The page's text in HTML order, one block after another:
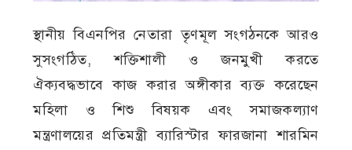
স্থানীয় বিএনপির নেতারা তৃণমূল সংগঠনকে আরও
সুসংগঠিত, শক্তিশালী ও জনমুখী করতে
ঐক্যবদ্ধভাবে কাজ করার অঙ্গীকার ব্যক্ত করেছেন
মহিলা ও শিশু বিষয়ক এবং সমাজকল্যাণ
মন্ত্রণালয়ের প্রতিমন্ত্রী ব্যারিস্টার ফারজানা শারমিন